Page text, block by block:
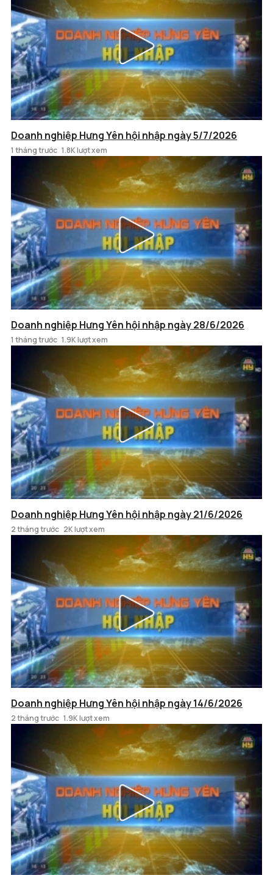
Doanh nghiệp Hưng Yên hội nhập ngày 5/7/2026
1 tháng trước 1.8K lượt xem
Doanh nghiệp Hưng Yên hội nhập ngày 28/6/2026
1 tháng trước 1.9K lượt xem
Doanh nghiệp Hưng Yên hội nhập ngày 21/6/2026
2 tháng trước 2K lượt xem
Doanh nghiệp Hưng Yên hội nhập ngày 14/6/2026
2 tháng trước 1.9K lượt xem